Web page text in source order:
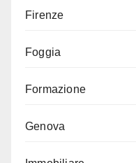
Firenze
Foggia
Formazione
Genova